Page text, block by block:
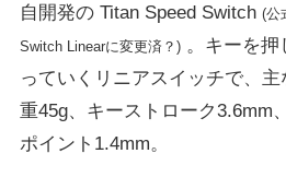
自開発の Titan Speed Switch (公
Switch Linearに変更済？)。キーを押
っていくリニアスイッチで、
重45g、キーストローク3.6mm
ポイント1.4mm。